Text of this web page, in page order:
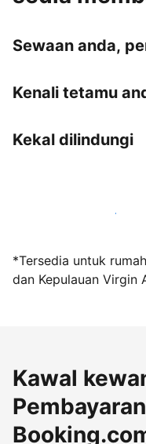
Sewaan anda,
Kenali tetamu
Kekal dilindungi
Jadi hos bersama
*Tersedia untuk
dan Kepulauan Virgin
Kawal